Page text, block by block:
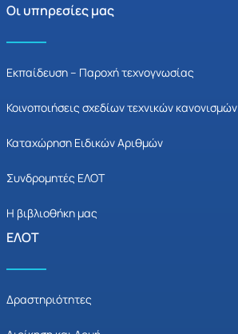
Οι υπηρεσίες μας
Εκπαίδευση – Παροχή τεχνογνωσίας
Κοινοποιήσεις σχεδίων τεχνικών κανονισμών
Καταχώρηση Ειδικών Αριθμών
Συνδρομητές ΕΛΟΤ
Η βιβλιοθήκη μας
ΕΛΟΤ
Δραστηριότητες